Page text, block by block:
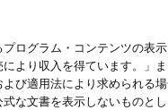
ログラム・コンテンツの表
より収入を得ています。」
び適用法により求められる
な文書を表示しないもの